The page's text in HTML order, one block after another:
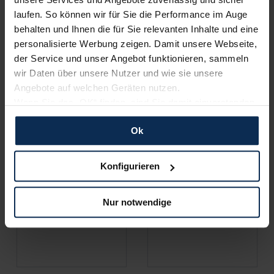
laufen. So können wir für Sie die Performance im Auge
behalten und Ihnen die für Sie relevanten Inhalte und eine
personalisierte Werbung zeigen. Damit unsere Webseite,
der Service und unser Angebot funktionieren, sammeln
wir Daten über unsere Nutzer und wie sie unsere
Angebote auf welchen Geräten nutzen.
und erlauben uns Cookies für unseren Service zu
verwenden und diese Daten an Dritte weiterzugeben,
etwa an unsere Marketingpartner. Falls Sie dem nicht
zustimmen möchten, beschränken wir uns auf die
dann nicht auf Sie zuschneiden und Sie somit nicht
perfekt auf dem Weg zu Ihrem Neuwagen unterstützen.
Sie können die Einstellungen jederzeit anpassen oder
Ok
Konfigurieren
Nur notwendige
Cupra